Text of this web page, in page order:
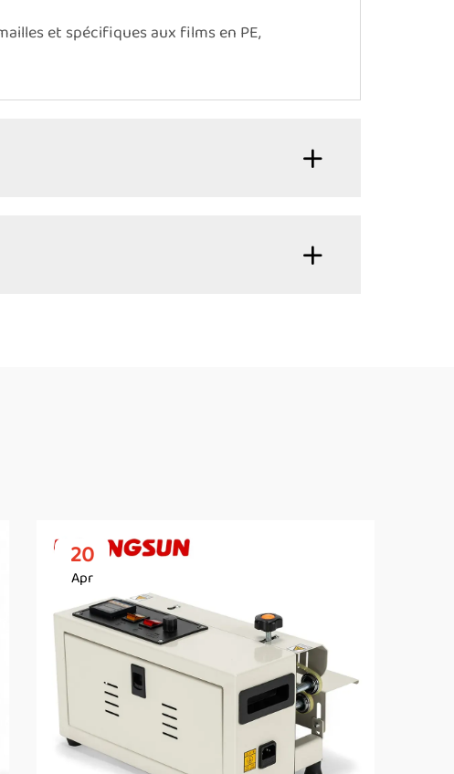
et spécifiques aux films en PE,
20
Apr